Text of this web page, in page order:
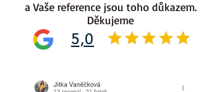
5,0
a Vaše reference jsou toho důkazem.
Děkujeme